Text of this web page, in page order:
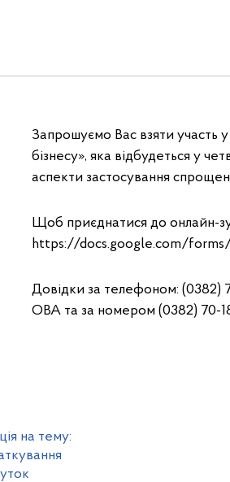
Запрошуємо Вас взяти участь
бізнесу», яка відбудеться у
аспекти застосування
Щоб приєднатися до онлайн-
https://docs.google.com/
Довідки за телефоном: (0382)
ОВА та за номером (0382) 70-
на тему: